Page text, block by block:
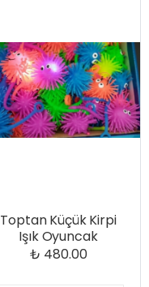
Toptan Küçük Kirpi
Işık Oyuncak
₺ 480.00